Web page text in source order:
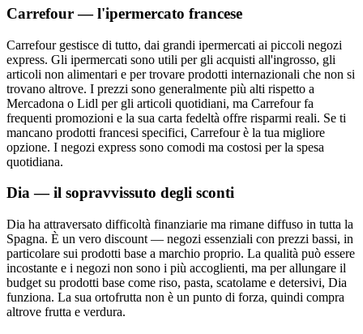
Carrefour — l'ipermercato francese
Carrefour gestisce di tutto, dai grandi ipermercati ai piccoli negozi
express. Gli ipermercati sono utili per gli acquisti all'ingrosso, gli
articoli non alimentari e per trovare prodotti internazionali che non si
trovano altrove. I prezzi sono generalmente più alti rispetto a
Mercadona o Lidl per gli articoli quotidiani, ma Carrefour fa
frequenti promozioni e la sua carta fedeltà offre risparmi reali. Se ti
mancano prodotti francesi specifici, Carrefour è la tua migliore
opzione. I negozi express sono comodi ma costosi per la spesa
quotidiana.
Dia — il sopravvissuto degli sconti
Dia ha attraversato difficoltà finanziarie ma rimane diffuso in tutta la
Spagna. È un vero discount — negozi essenziali con prezzi bassi, in
particolare sui prodotti base a marchio proprio. La qualità può essere
incostante e i negozi non sono i più accoglienti, ma per allungare il
budget su prodotti base come riso, pasta, scatolame e detersivi, Dia
funziona. La sua ortofrutta non è un punto di forza, quindi compra
altrove frutta e verdura.